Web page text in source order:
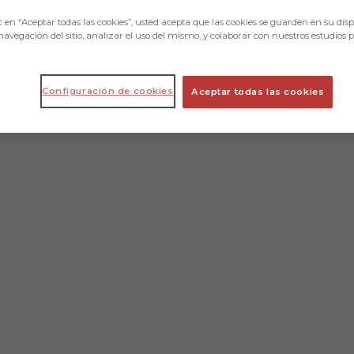
“Aceptar todas las cookies”, usted acepta que las cookies se guarden en su
del sitio, analizar el uso del mismo, y colaborar con nuestros estudios
Aceptar todas las cookies
Configuración de cookies